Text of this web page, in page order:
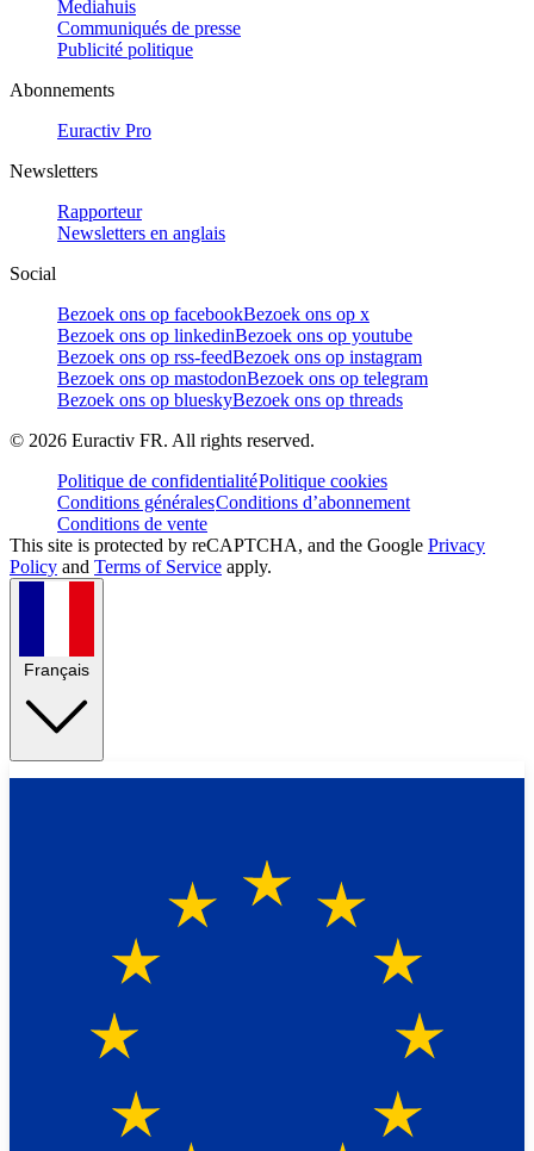
Mediahuis
Communiqués de presse
Publicité politique
Abonnements
Euractiv Pro
Newsletters
Rapporteur
Newsletters en anglais
Social
Bezoek ons op facebookBezoek ons op x
Bezoek ons op linkedinBezoek ons op youtube
Bezoek ons op rss-feedBezoek ons op instagram
Bezoek ons op mastodonBezoek ons op telegram
Bezoek ons op blueskyBezoek ons op threads
© 2026 Euractiv FR. All rights reserved.
Politique de confidentialitéPolitique cookies
Conditions généralesConditions d’abonnement
Conditions de vente
This site is protected by reCAPTCHA, and the Google Privacy
Policy and Terms of Service apply.
Français